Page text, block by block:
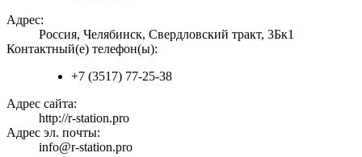
Адрес:
Россия, Челябинск, Свердловский тракт, 3Бк1
Контактный(е) телефон(ы):
+7 (3517) 77-25-38
Адрес сайта:
http://r-station.pro
Адрес эл. почты:
info@r-station.pro